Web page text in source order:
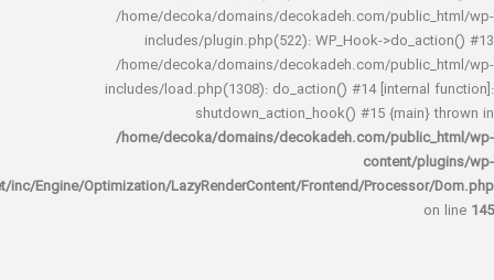
/home/decoka/domains/decokadeh.com/
includes/plugin.php(522): WP_Hook-
/home/decoka/domains/decokadeh.com/
includes/load.php(1308): do_action() #14
shutdown_action_hook() #15
/home/decoka/domains/decokadeh.com/
rocket/inc/Engine/Optimization/LazyRenderContent/Frontend/